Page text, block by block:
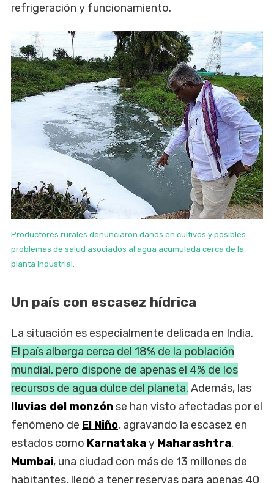
refrigeración y funcionamiento.
Productores rurales denunciaron daños en cultivos y posibles
problemas de salud asociados al agua acumulada cerca de la
planta industrial.
Un país con escasez hídrica
La situación es especialmente delicada en India.
El país alberga cerca del 18% de la población
mundial, pero dispone de apenas el 4% de los
recursos de agua dulce del planeta. Además, las
lluvias del monzón se han visto afectadas por el
fenómeno de El Niño, agravando la escasez en
estados como Karnatakay Maharashtra.
Mumbai, una ciudad con más de 13 millones de
habitantes, llegó a tener reservas para apenas 40